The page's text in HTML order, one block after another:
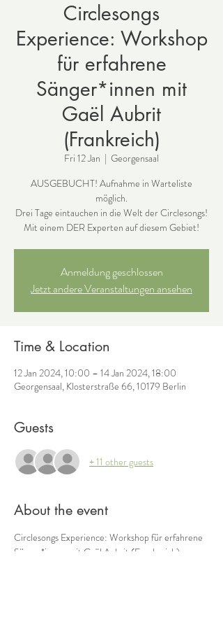
Circlesongs
Experience: Workshop
für erfahrene
Sänger*innen mit
Gaël Aubrit
(Frankreich)
Fri 12 Jan
  |
Georgensaal
AUSGEBUCHT! Aufnahme in Warteliste
möglich.
Drei Tage eintauchen in die Welt der Circlesongs!
Anmeldung geschlossen
Jetzt andere Veranstaltungen ansehen
Time & Location
12 Jan 2024, 10:00 – 14 Jan 2024, 18:00
Georgensaal, Klosterstraße 66, 10179 Berlin
Guests
+ 11 other guests
About the event
Circlesongs Experience: Workshop für erfahrene
Sänger*innen mit Gaël Aubrit (Frankreich)